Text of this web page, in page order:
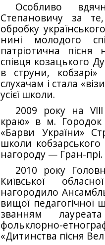
Особливо
Степановичу за
обробку
нині молодого
патріотична пісня
співця козацького
в струни,
слухачам і стала
усієї школи.
2009 року на VIII
краю» в м. Городок
«Барви України»
школи
нагороду — Гран-прі.
2010 року
Київської
нагородило
вищої педагогічної
званням
фольклорно-
«Дитинства пісня